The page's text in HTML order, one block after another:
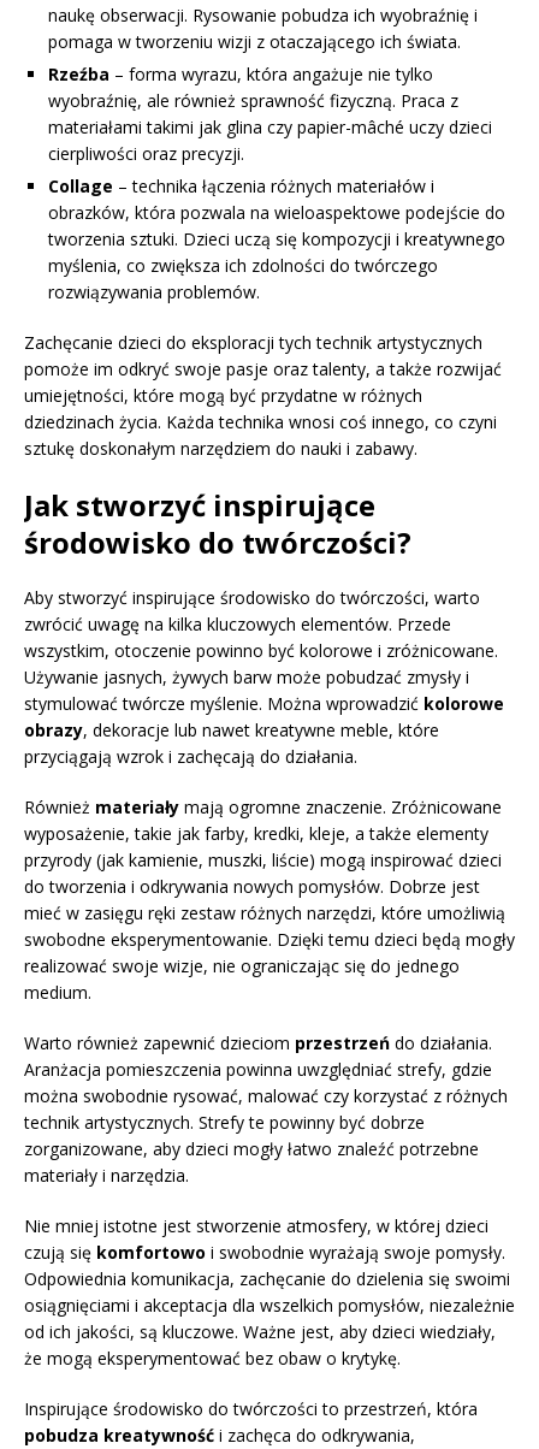
naukę obserwacji. Rysowanie pobudza ich wyobraźnię i
pomaga w tworzeniu wizji z otaczającego ich świata.
Rzeźba – forma wyrazu, która angażuje nie tylko
wyobraźnię, ale również sprawność fizyczną. Praca z
materiałami takimi jak glina czy papier-mâché uczy dzieci
cierpliwości oraz precyzji.
Collage – technika łączenia różnych materiałów i
obrazków, która pozwala na wieloaspektowe podejście do
tworzenia sztuki. Dzieci uczą się kompozycji i kreatywnego
myślenia, co zwiększa ich zdolności do twórczego
rozwiązywania problemów.
Zachęcanie dzieci do eksploracji tych technik artystycznych
pomoże im odkryć swoje pasje oraz talenty, a także rozwijać
umiejętności, które mogą być przydatne w różnych
dziedzinach życia. Każda technika wnosi coś innego, co czyni
sztukę doskonałym narzędziem do nauki i zabawy.
Jak stworzyć inspirujące
środowisko do twórczości?
Aby stworzyć inspirujące środowisko do twórczości, warto
zwrócić uwagę na kilka kluczowych elementów. Przede
wszystkim, otoczenie powinno być kolorowe i zróżnicowane.
Używanie jasnych, żywych barw może pobudzać zmysły i
stymulować twórcze myślenie. Można wprowadzić kolorowe
obrazy, dekoracje lub nawet kreatywne meble, które
przyciągają wzrok i zachęcają do działania.
Również materiały mają ogromne znaczenie. Zróżnicowane
wyposażenie, takie jak farby, kredki, kleje, a także elementy
przyrody (jak kamienie, muszki, liście) mogą inspirować dzieci
do tworzenia i odkrywania nowych pomysłów. Dobrze jest
mieć w zasięgu ręki zestaw różnych narzędzi, które umożliwią
swobodne eksperymentowanie. Dzięki temu dzieci będą mogły
realizować swoje wizje, nie ograniczając się do jednego
medium.
Warto również zapewnić dzieciom przestrzeń do działania.
Aranżacja pomieszczenia powinna uwzględniać strefy, gdzie
można swobodnie rysować, malować czy korzystać z różnych
technik artystycznych. Strefy te powinny być dobrze
zorganizowane, aby dzieci mogły łatwo znaleźć potrzebne
materiały i narzędzia.
Nie mniej istotne jest stworzenie atmosfery, w której dzieci
czują się komfortowo i swobodnie wyrażają swoje pomysły.
Odpowiednia komunikacja, zachęcanie do dzielenia się swoimi
osiągnięciami i akceptacja dla wszelkich pomysłów, niezależnie
od ich jakości, są kluczowe. Ważne jest, aby dzieci wiedziały,
że mogą eksperymentować bez obaw o krytykę.
Inspirujące środowisko do twórczości to przestrzeń, która
pobudza kreatywność i zachęca do odkrywania,